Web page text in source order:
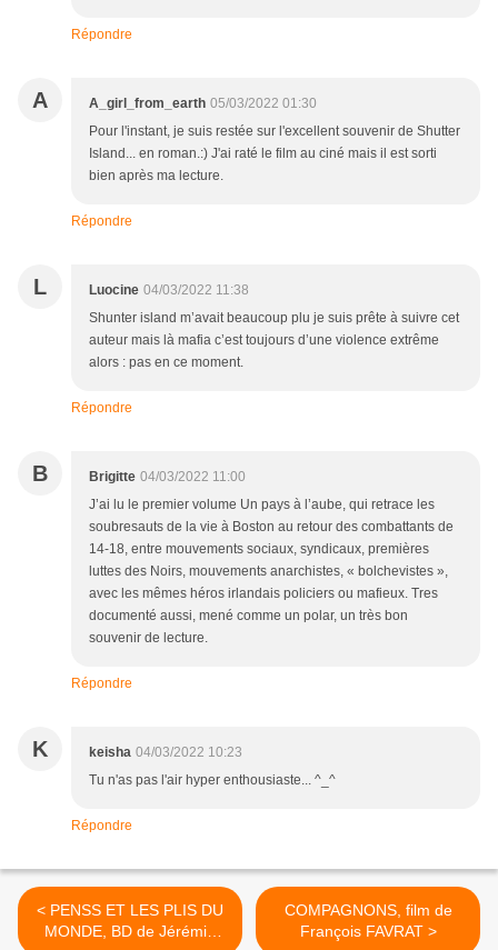
Répondre
A A_girl_from_earth 05/03/2022 01:30
Pour l'instant, je suis restée sur l'excellent souvenir de Shutter
Island... en roman.:) J'ai raté le film au ciné mais il est sorti
bien après ma lecture.
Répondre
L Luocine 04/03/2022 11:38
Shunter island m’avait beaucoup plu je suis prête à suivre cet
auteur mais là mafia c’est toujours d’une violence extrême
alors : pas en ce moment.
Répondre
B Brigitte 04/03/2022 11:00
J’ai lu le premier volume Un pays à l’aube, qui retrace les
soubresauts de la vie à Boston au retour des combattants de
14-18, entre mouvements sociaux, syndicaux, premières
luttes des Noirs, mouvements anarchistes, « bolchevistes »,
avec les mêmes héros irlandais policiers ou mafieux. Tres
documenté aussi, mené comme un polar, un très bon
souvenir de lecture.
Répondre
K keisha 04/03/2022 10:23
Tu n'as pas l'air hyper enthousiaste... ^_^
Répondre
< PENSS ET LES PLIS DU
MONDE, BD de Jérémie
COMPAGNONS, film de
François FAVRAT >